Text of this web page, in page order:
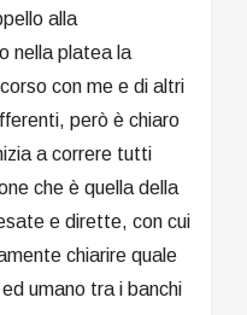
alla
nella platea la
con me e di altri
però è chiaro
a correre tutti
che è quella della
e dirette, con cui
chiarire quale
umano tra i banchi